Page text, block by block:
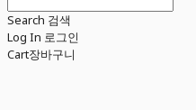
Search 검색
Log In 로그인
Cart장바구니